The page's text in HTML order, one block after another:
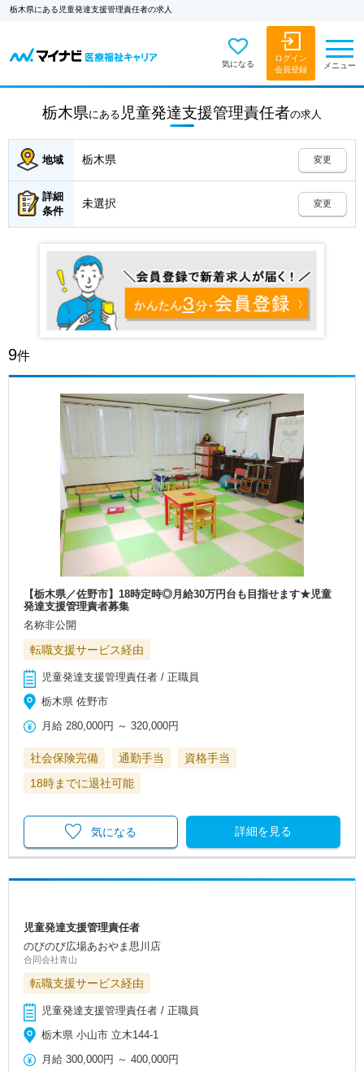
栃木県にある児童発達支援管理責任者の求人
気になる
ログイン
会員登録
メニュー
栃木県にある 児童発達支援管理責任者の求人
地域 栃木県 変更
詳細
条件
未選択 変更
9件
【栃木県／佐野市】18時定時◎月給30万円台も目指せます★児童
発達支援管理責者募集
名称非公開
転職支援サービス経由
児童発達支援管理責任者 / 正職員
栃木県 佐野市
月給 280,000円 ～320,000円
社会保険完備 通勤手当
資格手当
18時までに退社可能
詳細を見る
気になる
児童発達支援管理責任者
のびのび広場あおやま思川店
合同会社青山
転職支援サービス経由
児童発達支援管理責任者 / 正職員
栃木県 小山市 立木144-1
月給 300,000円 ～400,000円